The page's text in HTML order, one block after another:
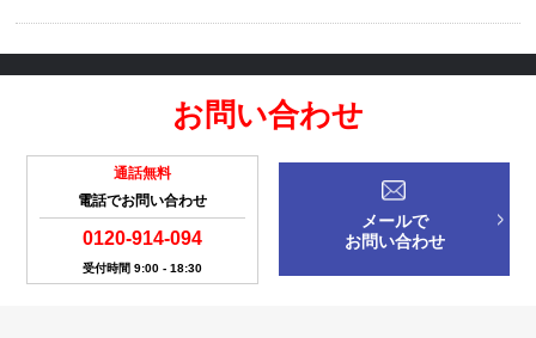
お問い合わせ
通話無料
電話でお問い合わせ
0120-914-094
受付時間 9:00 - 18:30
メールで
お問い合わせ